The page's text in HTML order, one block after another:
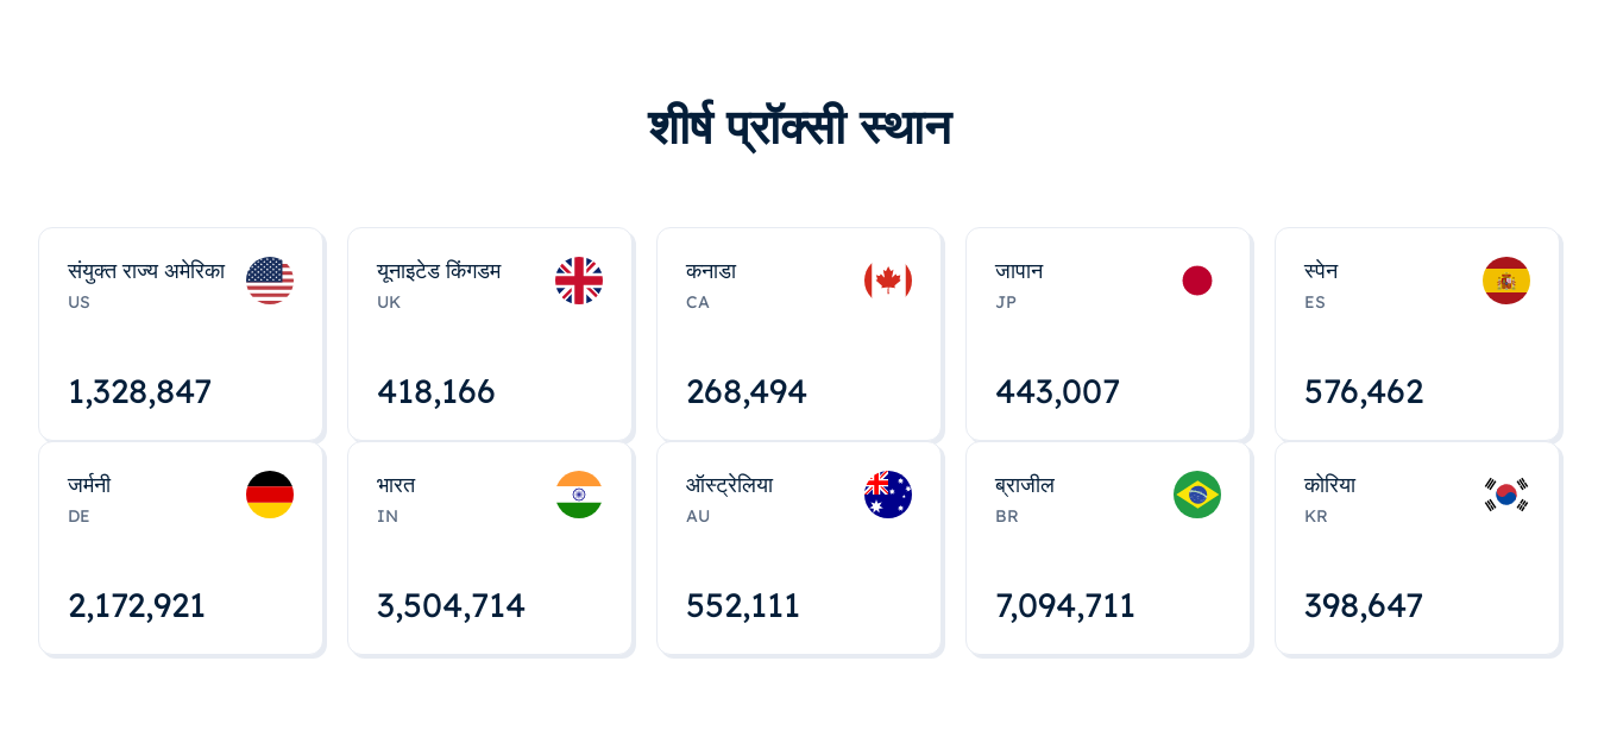
शीर्ष प्रॉक्सी स्थान
संयुक्त राज्य अमेरिका
US
1,328,848
यूनाइटेड किंगडम
UK
418,167
कनाडा
CA
268,495
जापान
JP
443,008
स्पेन
ES
576,463
जर्मनी
DE
2,172,922
भारत
IN
3,504,715
ऑस्ट्रेलिया
AU
552,112
ब्राजील
BR
7,094,712
कोरिया
KR
398,648